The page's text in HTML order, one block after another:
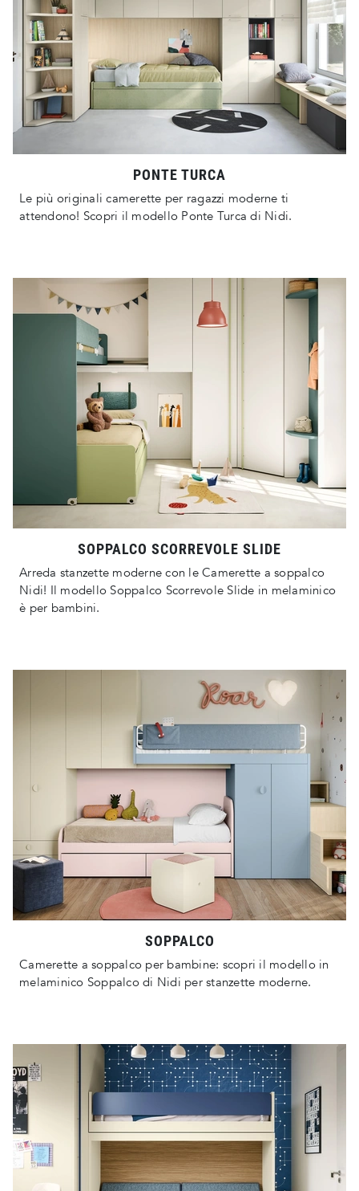
PONTE TURCA
Le più originali camerette per ragazzi moderne ti
attendono! Scopri il modello Ponte Turca di Nidi.
SOPPALCO SCORREVOLE SLIDE
Arreda stanzette moderne con le Camerette a soppalco
Nidi! Il modello Soppalco Scorrevole Slide in melaminico
è per bambini.
SOPPALCO
Camerette a soppalco per bambine: scopri il modello in
melaminico Soppalco di Nidi per stanzette moderne.